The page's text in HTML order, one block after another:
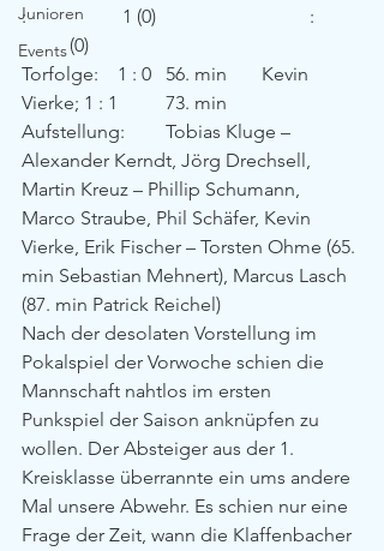
Junioren
Events
:		 1 (0)				:
	(0)
Torfolge:	1 : 0	56. min	Kevin
Vierke; 1 : 1	73. min
Aufstellung:	Tobias Kluge –
Alexander Kerndt, Jörg Drechsell,
Martin Kreuz – Phillip Schumann,
Marco Straube, Phil Schäfer, Kevin
Vierke, Erik Fischer – Torsten Ohme (65.
min Sebastian Mehnert), Marcus Lasch
(87. min Patrick Reichel)
Nach der desolaten Vorstellung im
Pokalspiel der Vorwoche schien die
Mannschaft nahtlos im ersten
Punkspiel der Saison anknüpfen zu
wollen. Der Absteiger aus der 1.
Kreisklasse überrannte ein ums andere
Mal unsere Abwehr. Es schien nur eine
Frage der Zeit, wann die Klaffenbacher